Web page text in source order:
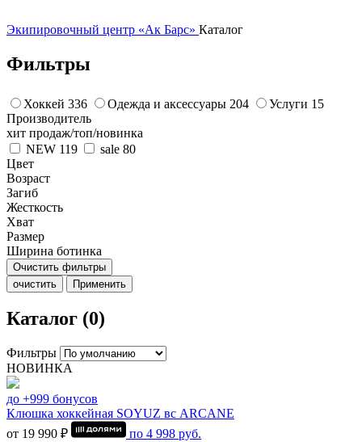
Экипировочный центр «Ак Барс» Каталог
Фильтры
Хоккей 336 Одежда и аксессуары 204 Услуги 15
Производитель
хит продаж/топ/новинка
NEW 119 sale 80
Цвет
Возраст
Загиб
Жесткость
Хват
Размер
Ширина ботинка
Очистить фильтры
очистить
Применить
Каталог (0)
Фильтры
НОВИНКА
до +999 бонусов
Клюшка хоккейная SOYUZ вс ARCANE
от 19 990 ₽
по 4 998 руб.